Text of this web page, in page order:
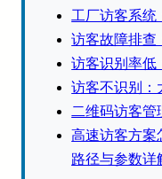
工厂访客系统
访客故障排查
访客识别率低
访客不识别：
二维码访客管
高速访客方案
路径与参数详